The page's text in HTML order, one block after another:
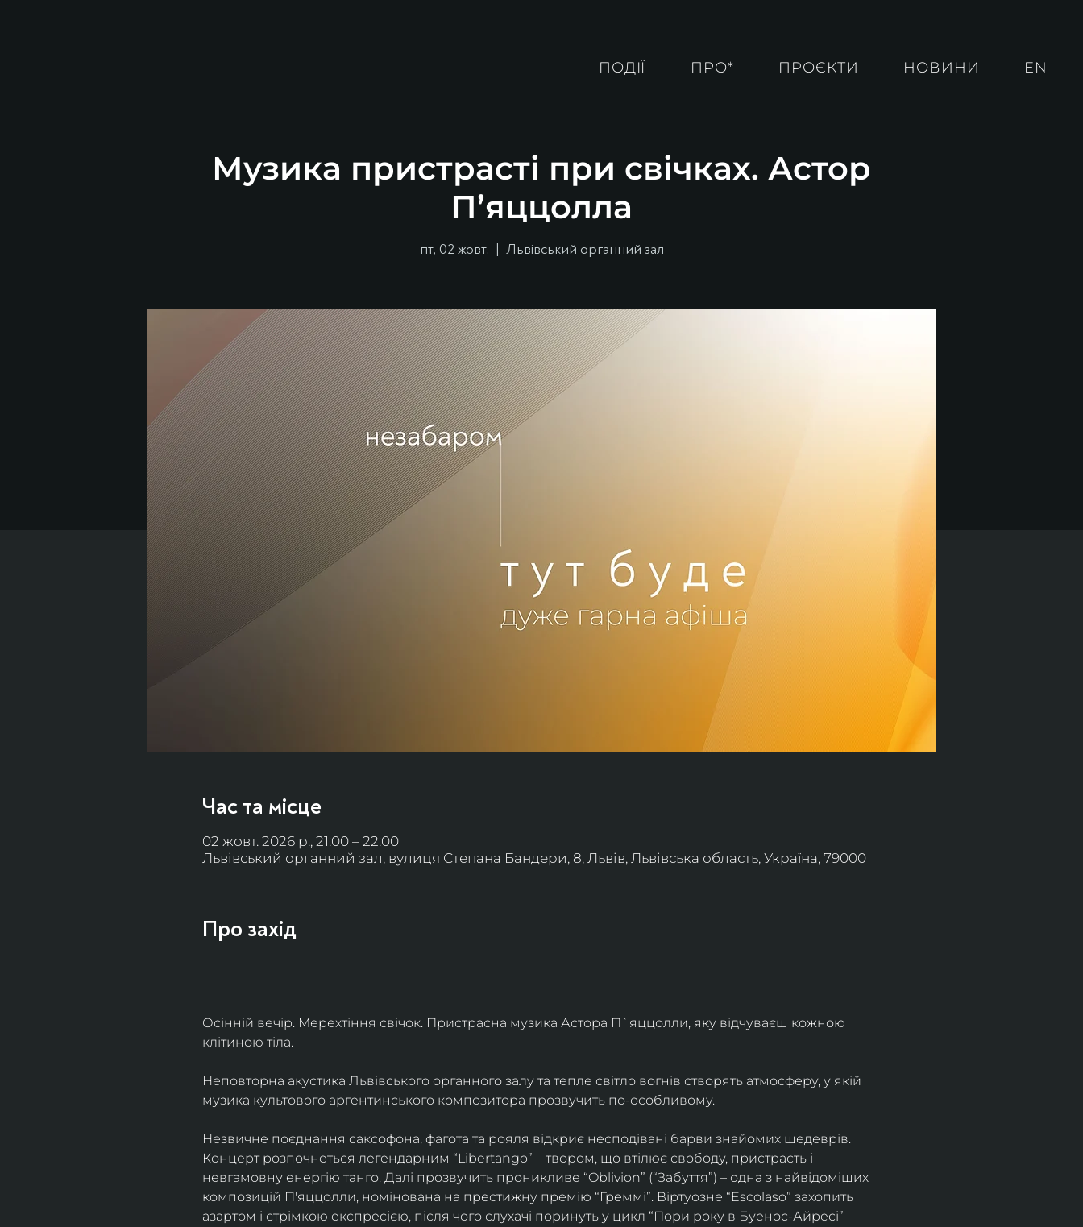
ПОДІЇ ПРО* ПРОЄКТИ НОВИНИ EN
Музика пристрасті при свічках. Астор
П’яццолла
пт, 02 жовт.
  |
Львівський органний зал
Час та місце
02 жовт. 2026 р., 21:00 – 22:00
Львівський органний зал, вулиця Степана Бандери, 8, Львів, Львівська область, Україна, 79000
Про захід
Осінній вечір. Мерехтіння свічок. Пристрасна музика Астора П`яццолли, яку відчуваєш кожною
клітиною тіла.
Неповторна акустика Львівського органного залу та тепле світло вогнів створять атмосферу, у якій
музика культового аргентинського композитора прозвучить по-особливому.
Незвичне поєднання саксофона, фагота та рояля відкриє несподівані барви знайомих шедеврів.
Концерт розпочнеться легендарним “Libertango” – твором, що втілює свободу, пристрасть і
невгамовну енергію танго. Далі прозвучить проникливе “Oblivion” (“Забуття”) – одна з найвідоміших
композицій П'яццолли, номінована на престижну премію “Греммі”. Віртуозне “Escolaso” захопить
азартом і стрімкою експресією, після чого слухачі поринуть у цикл “Пори року в Буенос-Айресі” –